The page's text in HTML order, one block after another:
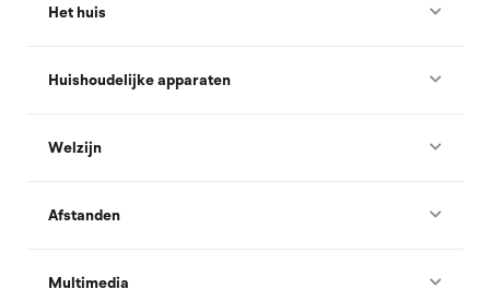
Het huis
Huishoudelijke apparaten
Welzijn
Afstanden
Multimedia